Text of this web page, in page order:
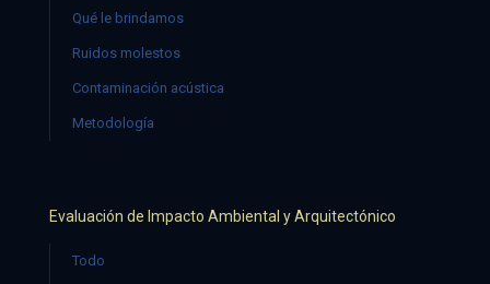
Qué le brindamos
Ruidos molestos
Contaminación acústica
Metodología
Evaluación de Impacto Ambiental y Arquitectónico
Todo